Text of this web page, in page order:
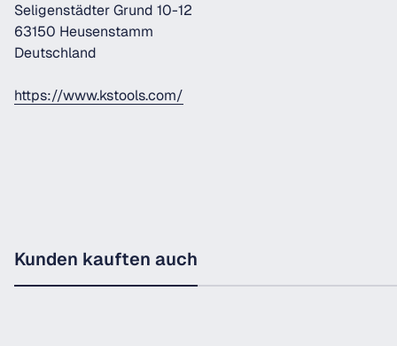
Seligenstädter Grund 10-12
63150 Heusenstamm
Deutschland
https://www.kstools.com/
Kunden kauften auch